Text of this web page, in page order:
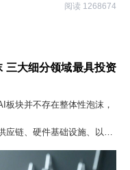
阅读 1268674
三大细分领域最具投资
块并不存在整体性泡沫，
链、硬件基础设施、以及